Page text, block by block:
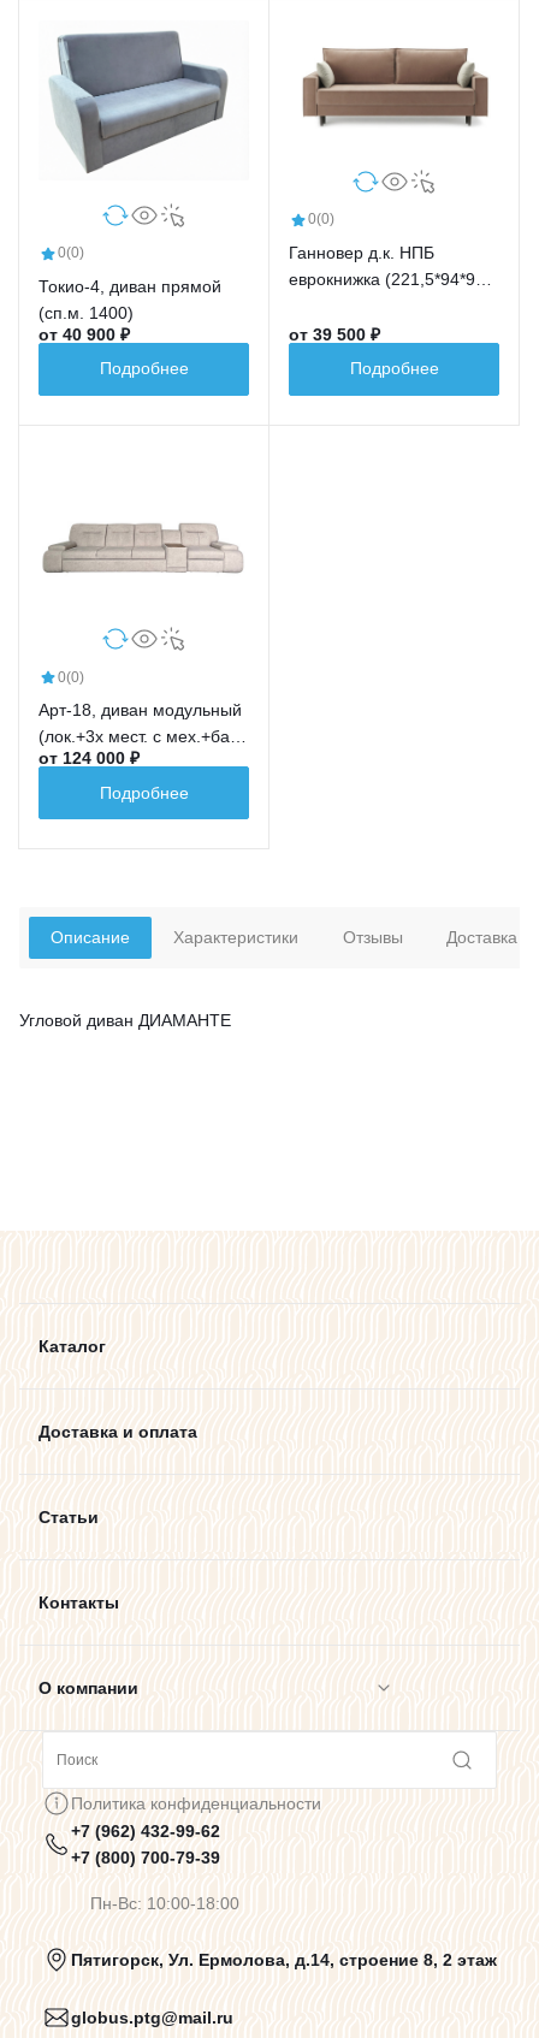
0(0)
Токио-4, диван прямой
(сп.м. 1400)
от 40 900 ₽
Подробнее
0(0)
Ганновер д.к. НПБ
еврокнижка (221,5*94*91,5
от 39 500 ₽
Подробнее
0(0)
Арт-18, диван модульный
(лок.+3х мест. с мех.+бар
новый+ср.кр.+лок.)
от 124 000 ₽
Подробнее
Описание
Угловой диван ДИАМАНТЕ
Характеристики Отзывы Доставка
Каталог
Доставка и оплата
Статьи
Контакты
О компании
Предупреждения о цветопередаче
Политика конфиденциальности
Пользовательское соглашение
Политика конфиденциальности
+7 (962) 432-99-62
+7 (800) 700-79-39
Пн-Вс: 10:00-18:00
Пятигорск, Ул. Ермолова, д.14, строение 8, 2 этаж
globus.ptg@mail.ru